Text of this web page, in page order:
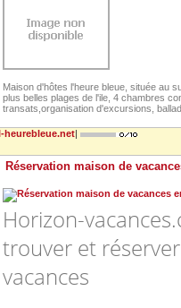
Maison d'hôtes l'heure bleue, située au
plus belles plages de l'ile, 4 chambres
transats,organisation d'excursions,
l-heurebleue.net|
Réservation maison de
Horizon-
trouver et
vacances